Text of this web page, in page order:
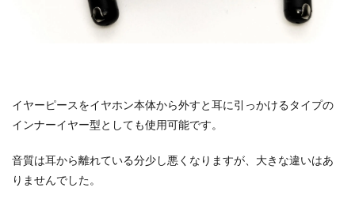
イヤーピースをイヤホン本体から外すと耳に引っかけるタイプの
インナーイヤー型としても使用可能です。
音質は耳から離れている分少し悪くなりますが、大きな違いはあ
りませんでした。